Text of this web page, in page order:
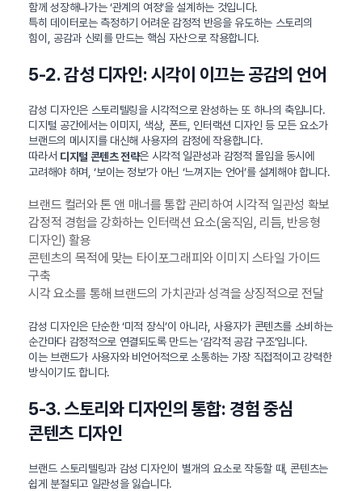
함께 성장해나가는 ‘관계의 여정’을 설계하는 것입니다.
특히 데이터로는 측정하기 어려운 감정적 반응을 유도하는 스토리의
힘이, 공감과 신뢰를 만드는 핵심 자산으로 작용합니다.
5-2. 감성 디자인: 시각이 이끄는 공감의 언어
감성 디자인은 스토리텔링을 시각적으로 완성하는 또 하나의 축입니다.
디지털 공간에서는 이미지, 색상, 폰트, 인터랙션 디자인 등 모든 요소가
브랜드의 메시지를 대신해 사용자의 감정에 작용합니다.
따라서 디지털 콘텐츠 전략은 시각적 일관성과 감정적 몰입을 동시에
고려해야 하며, ‘보이는 정보’가 아닌 ‘느껴지는 언어’를 설계해야 합니다.
브랜드 컬러와 톤 앤 매너를 통합 관리하여 시각적 일관성 확보
감정적 경험을 강화하는 인터랙션 요소(움직임, 리듬, 반응형
디자인) 활용
콘텐츠의 목적에 맞는 타이포그래피와 이미지 스타일 가이드
구축
시각 요소를 통해 브랜드의 가치관과 성격을 상징적으로 전달
감성 디자인은 단순한 ‘미적 장식’이 아니라, 사용자가 콘텐츠를 소비하는
순간마다 감정적으로 연결되도록 만드는 ‘감각적 공감 구조’입니다.
이는 브랜드가 사용자와 비언어적으로 소통하는 가장 직접적이고 강력한
방식이기도 합니다.
5-3. 스토리와 디자인의 통합: 경험 중심
콘텐츠 디자인
브랜드 스토리텔링과 감성 디자인이 별개의 요소로 작동할 때, 콘텐츠는
쉽게 분절되고 일관성을 잃습니다.